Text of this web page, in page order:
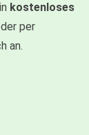
kostenloses
per
an.